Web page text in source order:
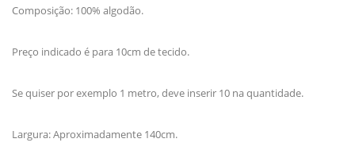
Composição: 100% algodão.
Preço indicado é para 10cm de tecido.
Se quiser por exemplo 1 metro, deve inserir 10 na quantidade.
Largura: Aproximadamente 140cm.